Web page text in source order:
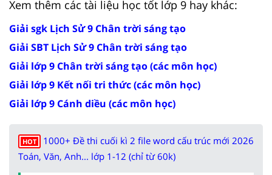
Xem thêm các tài liệu học tốt lớp 9 hay khác:
Giải sgk Lịch Sử 9 Chân trời sáng tạo
Giải SBT Lịch Sử 9 Chân trời sáng tạo
Giải lớp 9 Chân trời sáng tạo (các môn học)
Giải lớp 9 Kết nối tri thức (các môn học)
Giải lớp 9 Cánh diều (các môn học)
HOT
1000+ Đề thi cuối kì 2 file word cấu trúc mới 2026
Toán, Văn, Anh... lớp 1-12 (chỉ từ 60k)